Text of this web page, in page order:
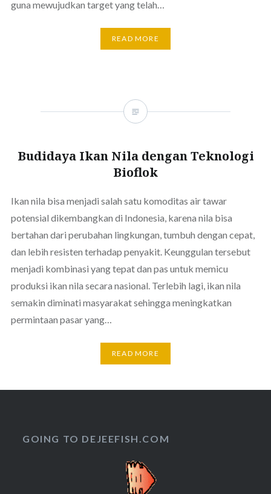
guna mewujudkan target yang telah…
READ MORE
Budidaya Ikan Nila dengan Teknologi
Bioflok
Ikan nila bisa menjadi salah satu komoditas air tawar
potensial dikembangkan di Indonesia, karena nila bisa
bertahan dari perubahan lingkungan, tumbuh dengan cepat,
dan lebih resisten terhadap penyakit. Keunggulan tersebut
menjadi kombinasi yang tepat dan pas untuk memicu
produksi ikan nila secara nasional. Terlebih lagi, ikan nila
semakin diminati masyarakat sehingga meningkatkan
permintaan pasar yang…
READ MORE
GOING TO DEJEEFISH.COM